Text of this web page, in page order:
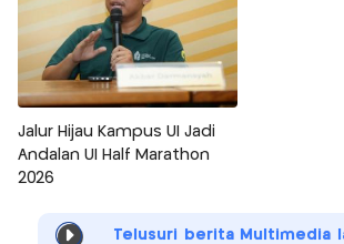
Jalur Hijau Kampus UI Jadi
Andalan UI Half Marathon
2026
Telusuri berita Multimedia